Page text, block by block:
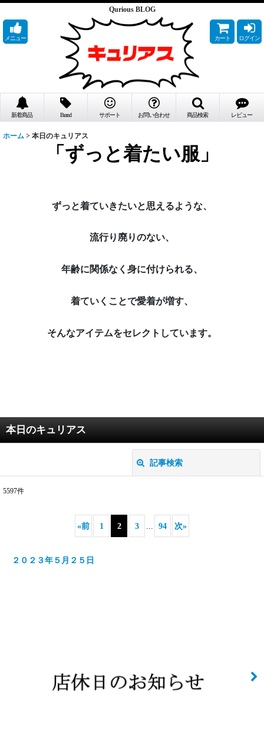
Qurious BLOG
「ずっと着たい服」
ずっと着ていきたいと思えるような、
流行り廃りのない、
年齢に関係なく身に付けられる、
着ていくことで愛着が増す、
そんなアイテムをセレクトしています。
メニュー カート ログイン
新着商品 Brand サポート お問い合わせ 商品検索 レビュー
ホーム > 本日のキュリアス
本日のキュリアス
記事検索
5597件
«前 1 2 3 94 次»
２０２３年５月２５日